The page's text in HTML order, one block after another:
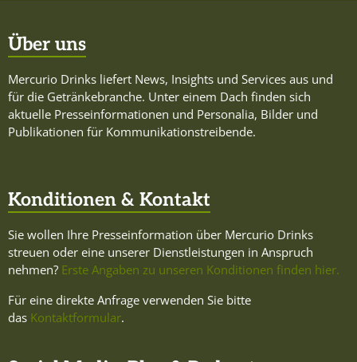
Über uns
Mercurio Drinks liefert News, Insights und Services aus und
für die Getränkebranche. Unter einem Dach finden sich
aktuelle Presseinformationen und Personalia, Bilder und
Publikationen für Kommunikationstreibende.
Konditionen & Kontakt
Sie wollen Ihre Presseinformation über Mercurio Drinks
streuen oder eine unserer Dienstleistungen in Anspruch
nehmen? Erste Angaben zu unseren Konditionen finden hier.
Für eine direkte Anfrage verwenden Sie bitte
das Kontaktformular.